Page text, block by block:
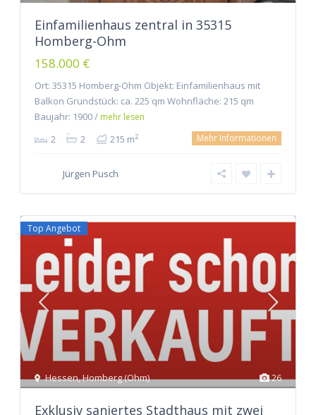
Einfamilienhaus zentral in 35315
Homberg-Ohm
158.000 €
Ort: 35315 Homberg-Ohm Objekt: Einfamilienhaus mit
Balkon Grundstück: ca. 225 qm Wohnfläche: 215 qm
Baujahr: 1900 / mehr lesen
2 2 215 m2 Mehr Informationen
Jürgen Pusch
26
Hessen,Homberg (Ohm)
Top Angebot
Exklusiv saniertes Stadthaus mit zwei